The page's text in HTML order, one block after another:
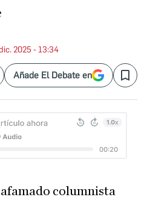
2025 - 13:34
Añade El Debate en Save
afamado columnista